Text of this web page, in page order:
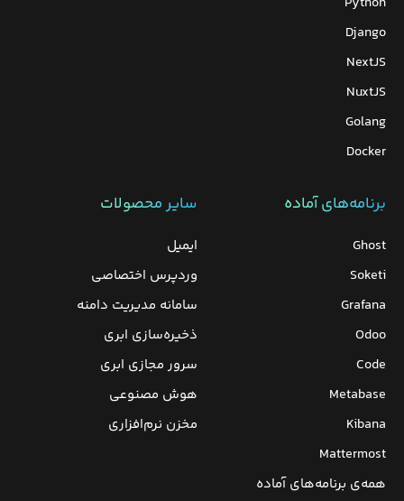
Django
NextJS
NuxtJS
Golang
Docker
برنامه‌های‌ آماده
Ghost
Soketi
Grafana
Odoo
Code
Metabase
Kibana
Mattermost
همه‌ی برنامه‌های آماده
سایر محصولات
ایمیل
وردپرس‌ اختصاصی
سامانه مدیریت دامنه
ذخیره‌سازی ابری
سرور مجازی ابری
هوش مصنوعی
مخزن نرم‌افزاری